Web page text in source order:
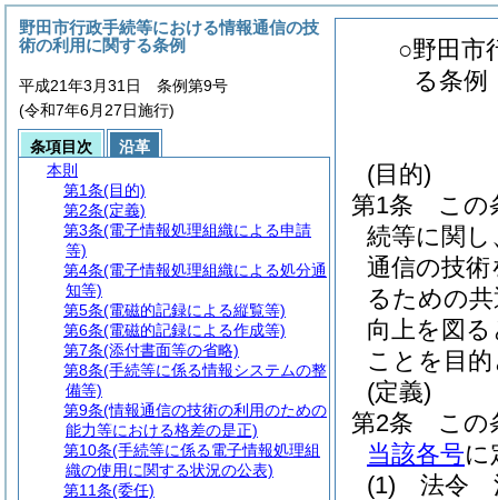
○野田市
る条例
(目的)
第1条
この
続等に関
通信の技
るための
向上を図
ことを目
(定義)
第2条
この
当該各号に
(1)
法令
野田市行政手続等における情報通信の技
術の利用に関する条例
平成21年3月31日 条例第9号
(令和7年6月27日施行)
条項目次
沿革
本則
第1条(目的)
第2条(定義)
第3条(電子情報処理組織による申請
等)
第4条(電子情報処理組織による処分通
知等)
第5条(電磁的記録による縦覧等)
第6条(電磁的記録による作成等)
第7条(添付書面等の省略)
第8条(手続等に係る情報システムの整
備等)
第9条(情報通信の技術の利用のための
能力等における格差の是正)
第10条(手続等に係る電子情報処理組
織の使用に関する状況の公表)
第11条(委任)